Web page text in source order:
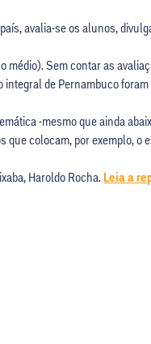
avalia-se os alunos,
médio). Sem contar as
de Pernambuco
-mesmo que ainda
que colocam, por exemplo, o
Haroldo Rocha. Leia a